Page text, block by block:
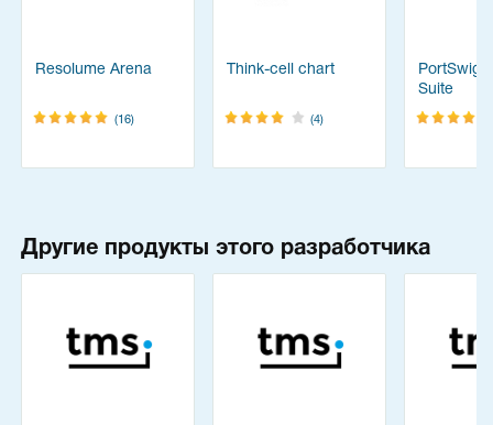
Resolume Arena
(16)
Think-cell chart
(4)
Suite
Другие продукты этого разработчика